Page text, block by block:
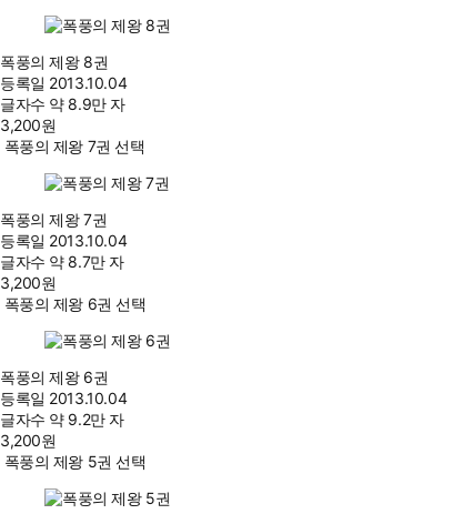
폭풍의 제왕 8권
등록일 2013.10.04
글자수 약 8.9만 자
3,200원
폭풍의 제왕 7권 선택
폭풍의 제왕 7권
등록일 2013.10.04
글자수 약 8.7만 자
3,200원
폭풍의 제왕 6권 선택
폭풍의 제왕 6권
등록일 2013.10.04
글자수 약 9.2만 자
3,200원
폭풍의 제왕 5권 선택